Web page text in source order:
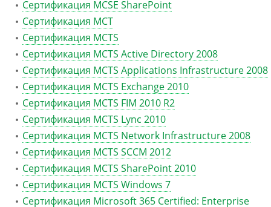
Сертификация MCSE SharePoint
Сертификация MCT
Сертификация MCTS
Сертификация MCTS Active Directory 2008
Сертификация MCTS Applications Infrastructure 2008
Сертификация MCTS Exchange 2010
Сертификация MCTS FIM 2010 R2
Сертификация MCTS Lync 2010
Сертификация MCTS Network Infrastructure 2008
Сертификация MCTS SCCM 2012
Сертификация MCTS SharePoint 2010
Сертификация MCTS Windows 7
Сертификация Microsoft 365 Certified: Enterprise